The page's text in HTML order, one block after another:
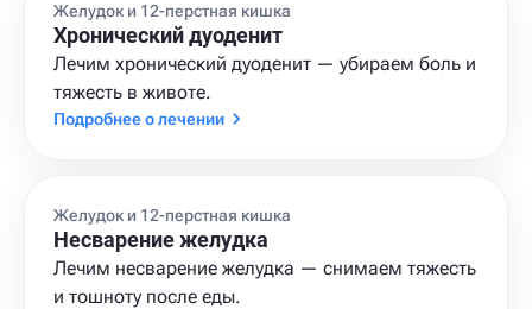
Желудок и 12-перстная кишка
Хронический дуоденит
Лечим хронический дуоденит — убираем боль и
тяжесть в животе.
Подробнее о лечении
Желудок и 12-перстная кишка
Несварение желудка
Лечим несварение желудка — снимаем тяжесть
и тошноту после еды.